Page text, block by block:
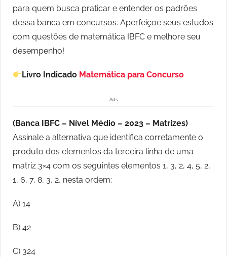
para quem busca praticar e entender os padrões
dessa banca em concursos. Aperfeiçoe seus estudos
com questões de matemática IBFC e melhore seu
desempenho!
Livro Indicado Matemática para Concurso
Ads
(Banca IBFC – Nível Médio – 2023 – Matrizes)
Assinale a alternativa que identifica corretamente o
produto dos elementos da terceira linha de uma
matriz 3×4 com os seguintes elementos 1, 3, 2, 4, 5, 2,
1, 6, 7, 8, 3, 2, nesta ordem:
A) 14
B) 42
C) 324